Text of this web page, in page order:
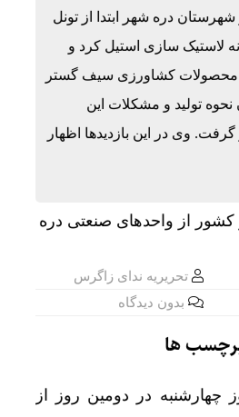
کفش در گرما؛ واکنش طبیعی بدن
از ریزش به رکوردشکنی تغییر
شهرستان دره شهر ابتدا از تونل
لاستیک سازی استیل کرد و
محصولات کشاورزی سیف گستر
نحوه تولید و ‌مشکلات این
وی در این بازدیدها اظهار
تحریریه ندای زاگرس
بدون دیدگاه
ها
چهارشنبه در دومین روز از